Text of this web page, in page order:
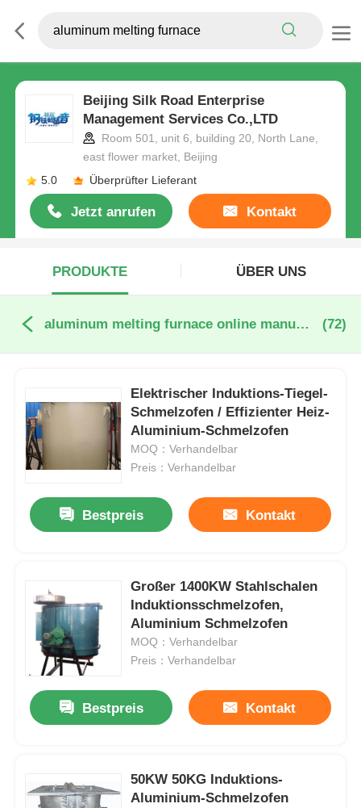
Beijing Silk Road Enterprise
Management Services Co.,LTD
Room 501, unit 6, building 20, North Lane,
east flower market, Beijing
5.0
Überprüfter Lieferant
Jetzt anrufen Kontakt
PRODUKTE ÜBER UNS
aluminum melting furnace online manufacture (72)
Elektrischer Induktions-Tiegel-
Schmelzofen / Effizienter Heiz-
Aluminium-Schmelzofen
MOQ：Verhandelbar
Preis：Verhandelbar
Bestpreis Kontakt
Großer 1400KW Stahlschalen
Induktionsschmelzofen,
Aluminium Schmelzofen
MOQ：Verhandelbar
Preis：Verhandelbar
Bestpreis Kontakt
50KW 50KG Induktions-
Aluminium-Schmelzofen